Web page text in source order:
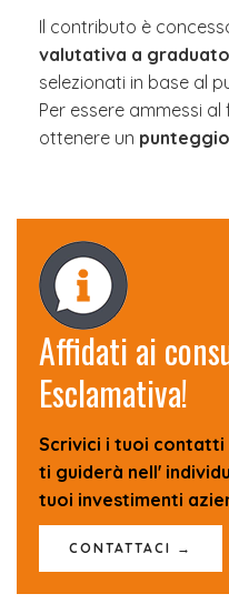
Il contributo è
valutativa a
selezionati in base al
Per essere ammessi
ottenere un
Affidati ai
Esclamativa!
Scrivici i tuoi contatti
ti guiderà nell'
tuoi investimenti
CONTATTACI →